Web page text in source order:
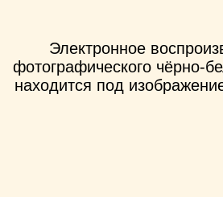
Электронное
фотографического чёрно-
находится под